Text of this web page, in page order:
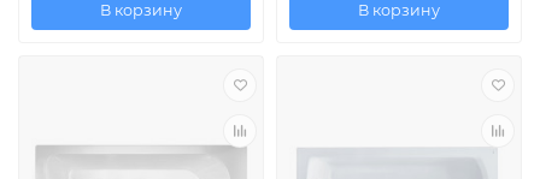
В корзину В корзину